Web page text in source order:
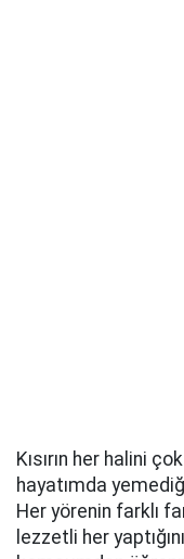
Kısırın her halini
hayatımda
Her yörenin farklı
lezzetli her